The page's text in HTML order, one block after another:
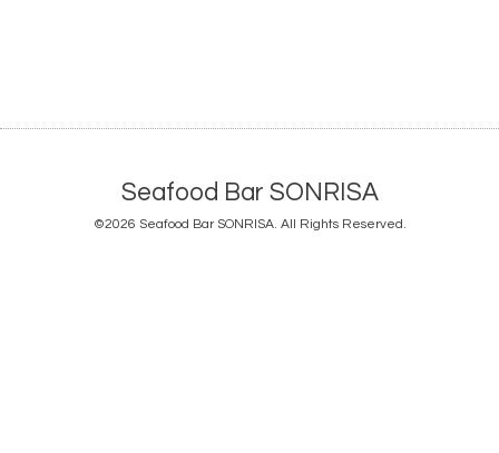
Seafood Bar SONRISA
©2026 Seafood Bar SONRISA. All Rights Reserved.